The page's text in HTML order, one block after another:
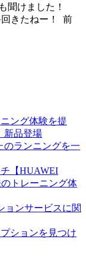
聞けました！
きたねー！ 前
ング体験を提
新品登場
のランニングを一
【HUAWEI
のトレーニング体
ョンサービスに関
ションを見つけ